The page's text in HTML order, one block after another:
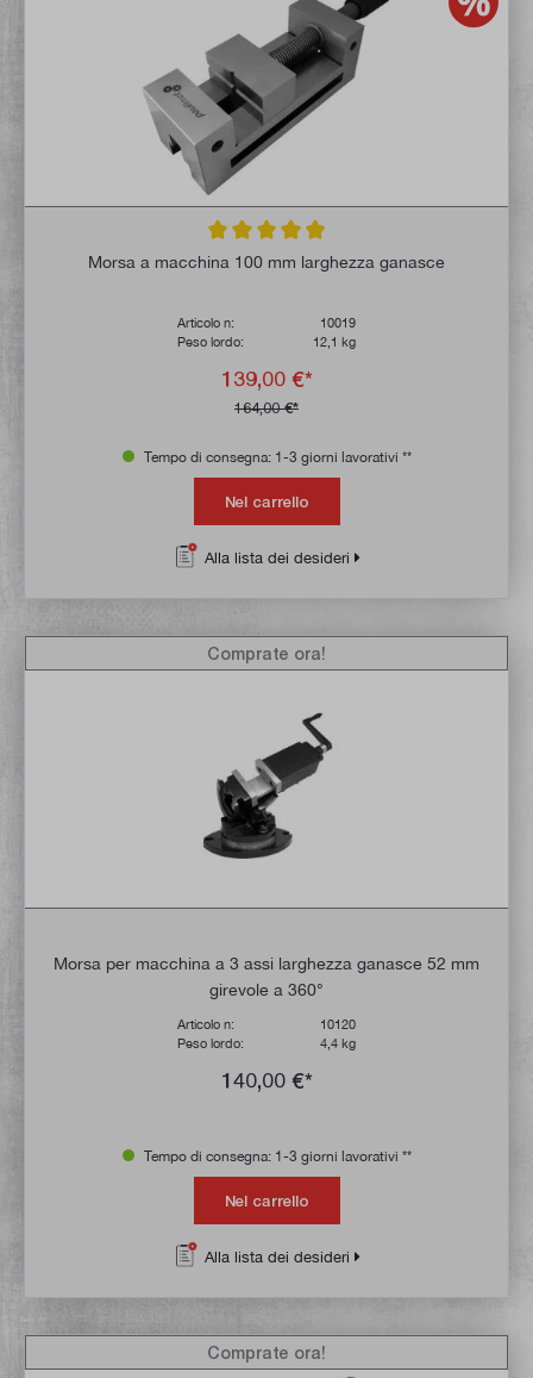
Valutazione media di 4.8 su 5 stelle
Morsa a macchina 100 mm larghezza ganasce
Articolo n:
10019
Peso lordo:
12,1 kg
139,00 €*
164,00 €*
Tempo di consegna: 1-3 giorni lavorativi **
Nel carrello
Alla lista dei desideri
Morsa per macchina a 3 assi larghezza ganasce 52 mm
girevole a 360°
Articolo n:
10120
Peso lordo:
4,4 kg
140,00 €*
Comprate ora!
Tempo di consegna: 1-3 giorni lavorativi **
Nel carrello
Alla lista dei desideri
Comprate ora!